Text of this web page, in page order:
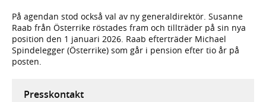
På agendan stod också val av ny generaldirektör. Susanne
Raab från Österrike röstades fram och tillträder på sin nya
position den 1 januari 2026. Raab efterträder Michael
Spindelegger (Österrike) som går i pension efter tio år på
posten.
Presskontakt